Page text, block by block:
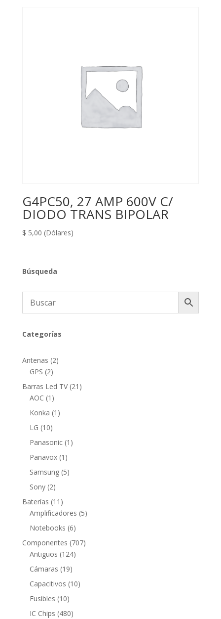
G4PC50, 27 AMP 600V C/
DIODO TRANS BIPOLAR
$ 5,00 (Dólares)
Búsqueda
Categorías
Antenas 22
GPS 22
productos
Barras Led TV 21 21
AOC 1 1
producto
Konka 1 1
LG 1010
productos
Panasonic 1 1
Panavox 1 1
producto
Samsung 55
Sony 22
productos
Baterías 11 11
productos
Amplificadores 55
Notebooks 66
productos
Componentes 707707
Antiguos 124124
Cámaras 1919
productos
Capacitivos 1010
Fusibles 1010
productos
IC Chips 480480